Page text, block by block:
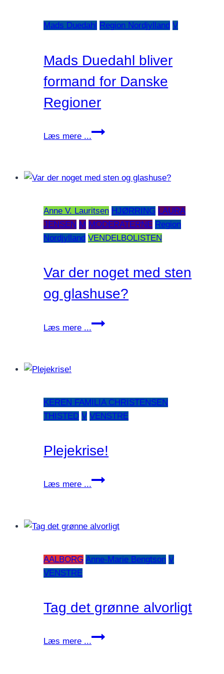
Mads Duedahl
Region Nordjylland V
Mads Duedahl bliver
formand for Danske
Regioner
Læs mere ...
Mads
Regioner
Anne V. Lauritsen HJØRRING LAURA
JENSEN M MODERATERNE Region
Nordjylland VENDELBOLISTEN
Var der noget med sten
og glashuse?
Læs mere ...
Var
glashuse?
KEREN FAMILIA CHRISTENSEN
THISTED V VENSTRE
Plejekrise!
Læs mere ...
Plejekrise!
AALBORG Anne-Marie Bengtson V
VENSTRE
Tag det grønne alvorligt
Læs mere ...
Tag